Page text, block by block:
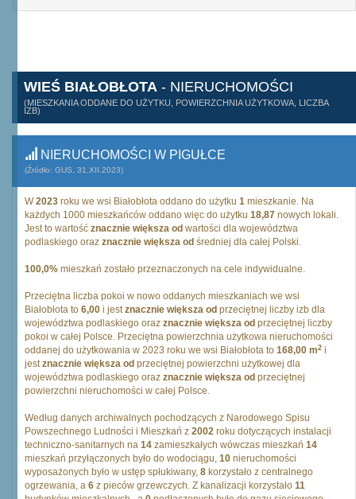
WIEŚ BIAŁOBŁOTA - NIERUCHOMOŚCI
(MIESZKANIA ODDANE DO UŻYTKU, POWIERZCHNIA UŻYTKOWA, LICZBA
IZB)
NIERUCHOMOŚCI W PIGUŁCE
(Źródło: GUS, 31.XII.2023)
W2023 roku we wsi Białobłota oddano do użytku 1 mieszkanie. Na
każdych 1000 mieszkańców oddano więc do użytku 18,87 nowych lokali.
Jest to wartość znacznie większa od wartości dla województwa
podlaskiego oraz znacznie większa od średniej dla całej Polski.
100,0% mieszkań zostało przeznaczonych na cele indywidualne.
Przeciętna liczba pokoi w nowo oddanych mieszkaniach we wsi
Białobłota to 6,00 i jestznacznie większa od przeciętnej liczby izb dla
województwa podlaskiego oraz znacznie większa od przeciętnej liczby
pokoi w całej Polsce. Przeciętna powierzchnia użytkowa nieruchomości
oddanej do użytkowania w 2023 roku we wsi Białobłota to 168,00 m2 i
jestznacznie większa od przeciętnej powierzchni użytkowej dla
województwa podlaskiego oraz znacznie większa od przeciętnej
powierzchni nieruchomości w całej Polsce.
Według danych archiwalnych pochodzących z Narodowego Spisu
Powszechnego Ludności i Mieszkań z 2002 roku dotyczących instalacji
techniczno-sanitarnych na 14 zamieszkałych wówczas mieszkań 14
mieszkań przyłączonych było do wodociągu, 10 nieruchomości
wyposażonych było w ustęp spłukiwany, 8 korzystało z centralnego
ogrzewania, a 6 z pieców grzewczych. Z kanalizacji korzystało 11